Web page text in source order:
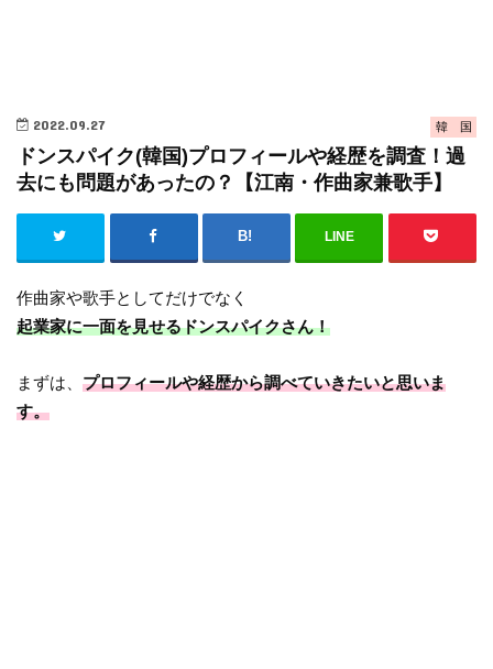
韓 国
2022.09.27
ドンスパイク(韓国)プロフィールや経歴を調査！過
去にも問題があったの？【江南・作曲家兼歌手】
LINE
作曲家や歌手としてだけでなく
起業家に一面を見せるドンスパイクさん！
まずは、プロフィールや経歴から調べていきたいと思いま
す。